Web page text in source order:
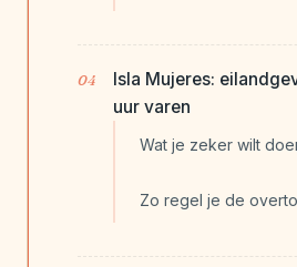
Isla Mujeres:
uur varen
Wat je zeker wilt
Zo regel je de